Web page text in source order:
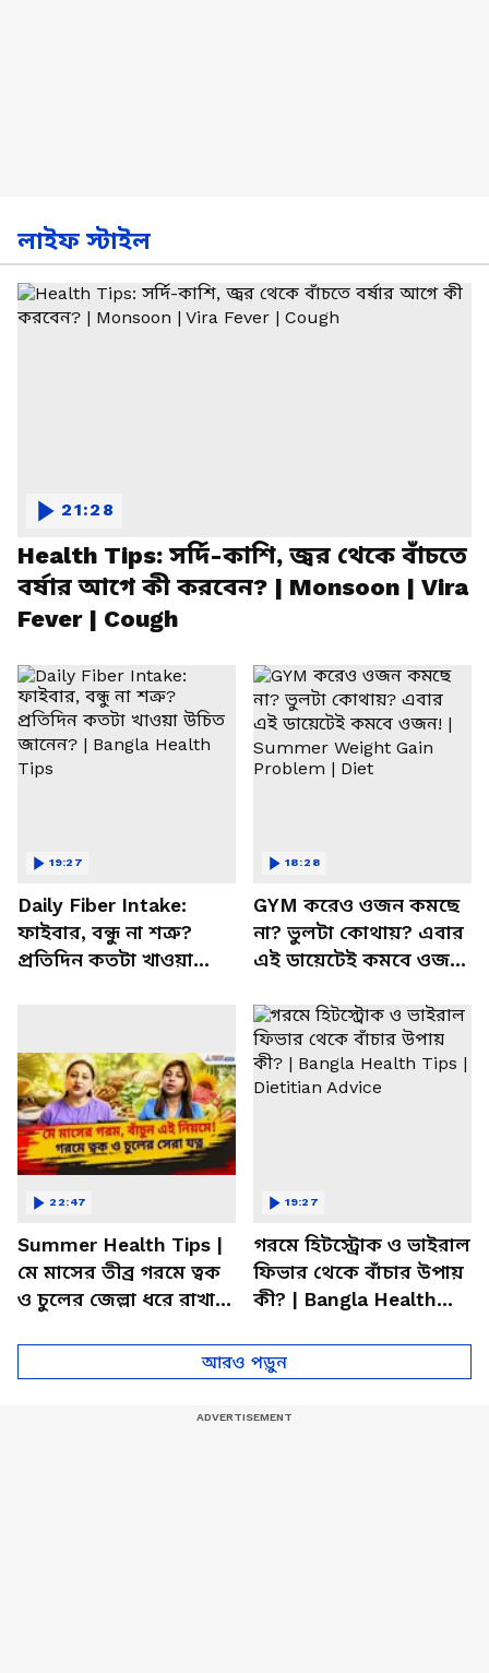
লাইফ স্টাইল
Health Tips: সর্দি-কাশি, জ্বর থেকে বাঁচতে
বর্ষার আগে কী করবেন? | Monsoon | Vira
Fever | Cough
21:28
Daily Fiber Intake:
ফাইবার, বন্ধু না শত্রু?
প্রতিদিন কতটা খাওয়া
19:27
GYM করেও ওজন কমছে
না? ভুলটা কোথায়? এবার
এই ডায়েটেই কমবে ওজন!
Problem | Diet
18:28
Summer Health Tips |
মে মাসের তীব্র গরমে ত্বক
ও চুলের জেল্লা ধরে রাখার
22:47
গরমে হিটস্ট্রোক ও ভাইরাল
ফিভার থেকে বাঁচার উপায়
কী? | Bangla Health
19:27
আরও পড়ুন